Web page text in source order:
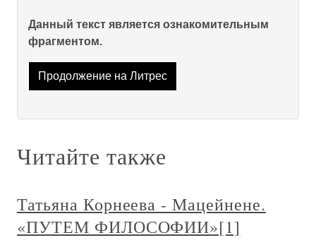
Данный текст является ознакомительным
фрагментом.
Продолжение на Литрес
Читайте также
Татьяна Корнеева - Мацейнене.
«ПУТЕМ ФИЛОСОФИИ»[1]